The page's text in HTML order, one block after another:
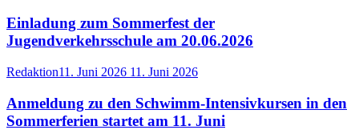
Einladung zum Sommerfest der
Jugendverkehrsschule am 20.06.2026
Redaktion11. Juni 2026 11. Juni 2026
Anmeldung zu den Schwimm-Intensivkursen in den
Sommerferien startet am 11. Juni